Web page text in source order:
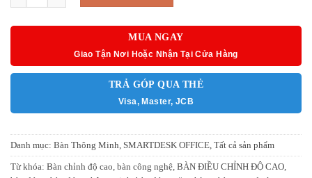
MUA NGAY
Giao Tận Nơi Hoặc Nhận Tại Cửa Hàng
TRẢ GÓP QUA THẺ
Visa, Master, JCB
Danh mục: Bàn Thông Minh, SMARTDESK OFFICE, Tất cả sản phẩm
Từ khóa: Bàn chỉnh độ cao, bàn công nghệ, BÀN ĐIỀU CHỈNH ĐỘ CAO,